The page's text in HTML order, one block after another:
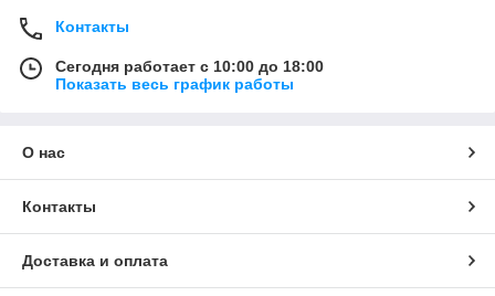
Контакты
Сегодня работает с 10:00 до 18:00
Показать весь график работы
О нас
Контакты
Доставка и оплата